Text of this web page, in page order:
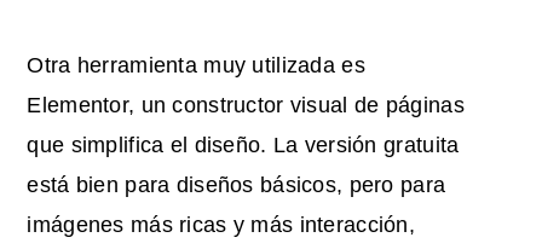
Otra herramienta muy utilizada es
Elementor, un constructor visual de páginas
que simplifica el diseño. La versión gratuita
está bien para diseños básicos, pero para
imágenes más ricas y más interacción,